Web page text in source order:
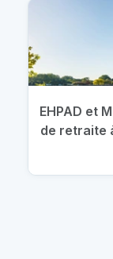
EHPAD et
de retraite